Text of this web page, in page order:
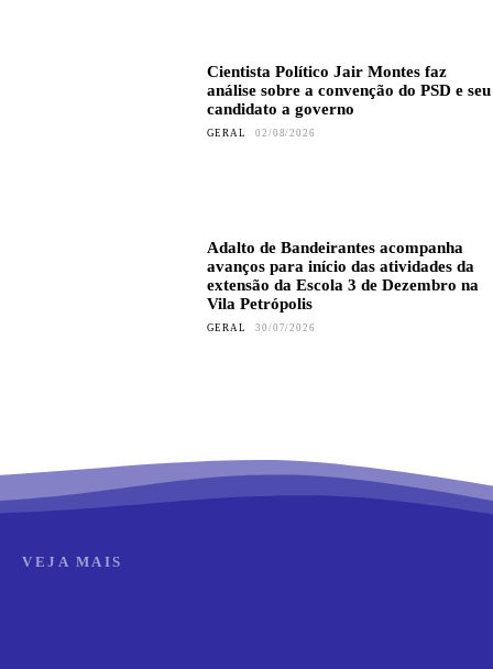
Cientista Político Jair Montes faz
análise sobre a convenção do PSD e seu
candidato a governo
GERAL 02/08/2026
Adalto de Bandeirantes acompanha
avanços para início das atividades da
extensão da Escola 3 de Dezembro na
Vila Petrópolis
GERAL 30/07/2026
VEJA MAIS